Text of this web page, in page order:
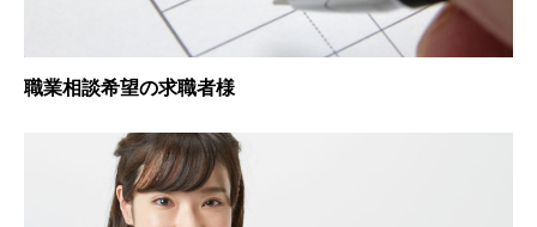
職業相談希望の求職者様